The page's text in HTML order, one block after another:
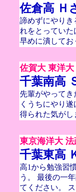
佐倉高 Ｈ
諦めずにやり
れをとってい
早めに潰してお
佐賀大 東洋
千葉南高
先輩がやって
くうちにやり
得られた気が
東京海洋大
千葉東高
高1から勉強習
う。 最後の一
てください。